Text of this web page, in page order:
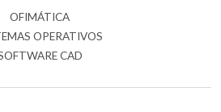
OFIMÁTICA
OPERATIVOS
CAD